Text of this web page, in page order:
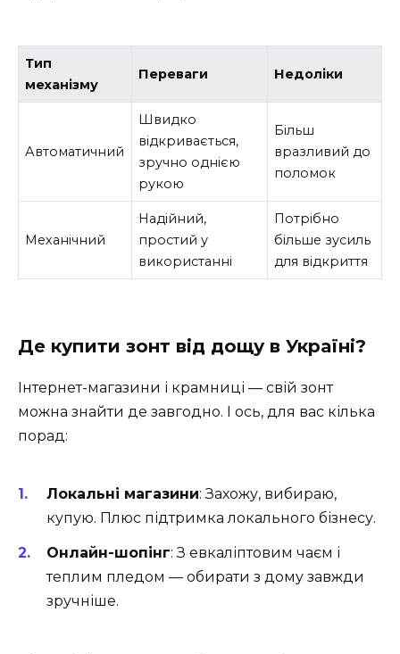
Тип
механізму
Переваги Недоліки
Автоматичний
Швидко
відкривається,
зручно однією
рукою
Більш
вразливий до
поломок
Механічний
Надійний,
простий у
використанні
Потрібно
більше зусиль
для відкриття
Де купити зонт від дощу в Україні?
Інтернет-магазини і крамниці — свій зонт
можна знайти де завгодно. І ось, для вас кілька
порад:
Локальні магазини: Захожу, вибираю,
купую. Плюс підтримка локального бізнесу.
Онлайн-шопінг: З евкаліптовим чаєм і
теплим пледом — обирати з дому завжди
зручніше.